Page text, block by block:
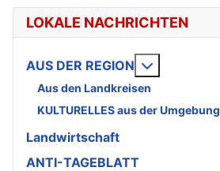
LOKALE NACHRICHTEN
AUS DER REGION
Aus den Landkreisen
KULTURELLES aus der Umgebung
Landwirtschaft
ANTI-TAGEBLATT